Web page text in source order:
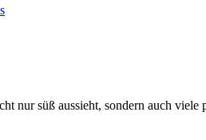
nur süß aussieht, sondern auch viele